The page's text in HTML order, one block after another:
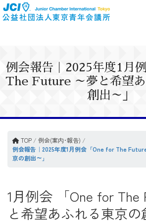
例会報告｜2025年度1月
The Future ～夢と希望あ
創出～」
TOP / 例会(案内･報告) /
例会報告｜2025年度1月例会「One for The
京の創出～」
1月例会 「One for The
と希望あふれる東京の